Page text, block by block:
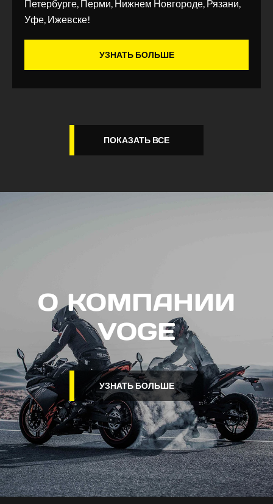
Петербурге, Перми, Нижнем Новгороде, Рязани,
Уфе, Ижевске!
УЗНАТЬ БОЛЬШЕ
ПОКАЗАТЬ ВСЕ
О КОМПАНИИ
VOGE
УЗНАТЬ БОЛЬШЕ